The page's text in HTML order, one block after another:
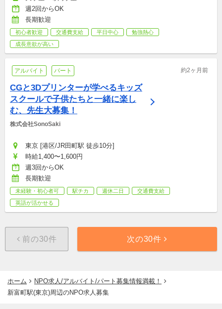
週2回からOK
長期歓迎
初心者歓迎 交通費支給 平日中心
勉強熱心
成長意欲が高い
アルバイト パート 約2ヶ月前
CGと3Dプリンターが学べるキッズ
スクールで子供たちと一緒に楽し
む、先生大募集！
株式会社SonoSaki
東京 [港区/JR田町駅 徒歩10分]
時給1,400〜1,600円
週3回からOK
長期歓迎
未経験・初心者可 駅チカ 週休二日
交通費支給
英語が活かせる
前の30件 次の30件
ホーム
NPO求人/アルバイト/パート募集情報満載！
新富町駅(東京)周辺のNPO求人募集